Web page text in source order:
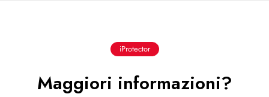
iProtector
Maggiori informazioni?